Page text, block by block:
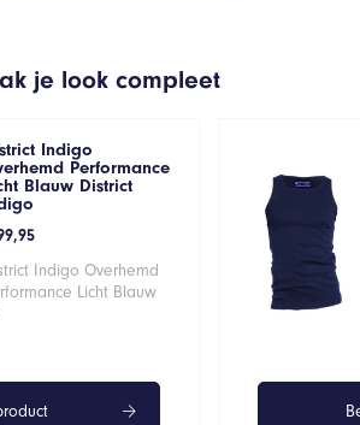
je look compleet
Indigo
Performance
Blauw District
Indigo Overhemd
Licht Blauw